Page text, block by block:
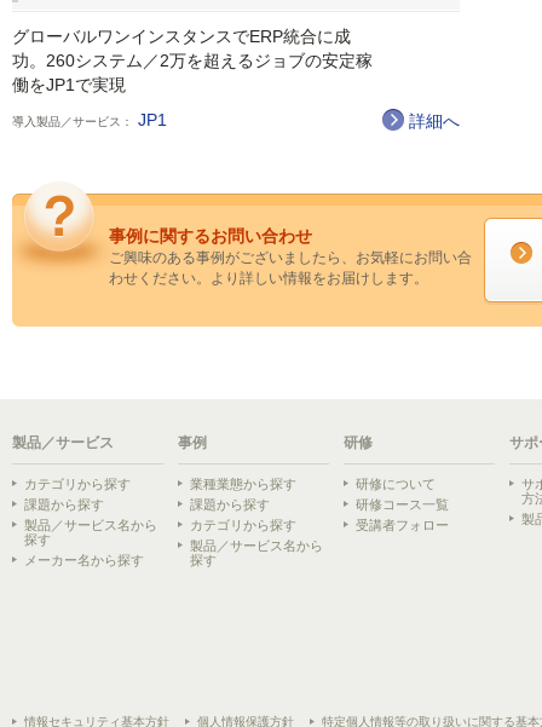
グローバルワンインスタンスでERP統合に成
功。260システム／2万を超えるジョブの安定稼
働をJP1で実現
導入製品／サービス： JP1 詳細へ
事例に関するお問い合わせ
ご興味のある事例がございましたら、お気軽にお問い合
わせください。より詳しい情報をお届けします。
製品／サービス
カテゴリから探す
課題から探す
製品／サービス名から
探す
メーカー名から探す
事例
業種業態から探す
課題から探す
カテゴリから探す
製品／サービス名から
探す
研修
研修について
研修コース一覧
受講者フォロー
サポ
サ
方
製
情報セキュリティ基本方針 個人情報保護方針 特定個人情報等の取り扱いに関する基本